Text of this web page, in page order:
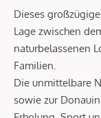
Dieses
Lage zwischen
naturbelassenen
Familien.
Die unmittelbare
sowie zur